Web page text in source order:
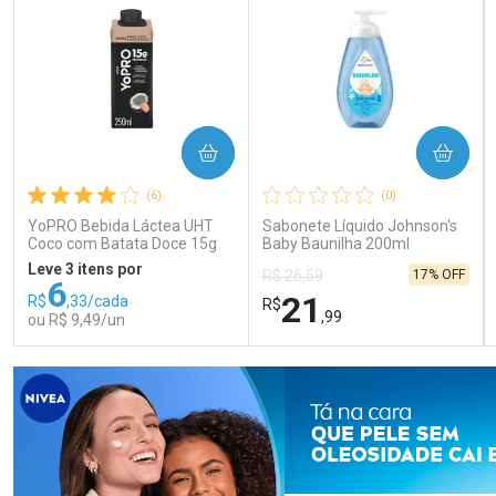
(6)
YoPRO Bebida Láctea UHT
Coco com Batata Doce 15g
de proteínas 250ml
Leve 3 itens por
R$6,33/cada
ou R$ 9,49/un
COMPRAR
FECHAR
Laboratório
FECHAR
Por Menos
(0)
Sabonete Líquido Johnson's
Baby Baunilha 200ml
R$ 26,59
R$21 ,99
17% OFF
COMPRAR
Laboratório
Por Menos